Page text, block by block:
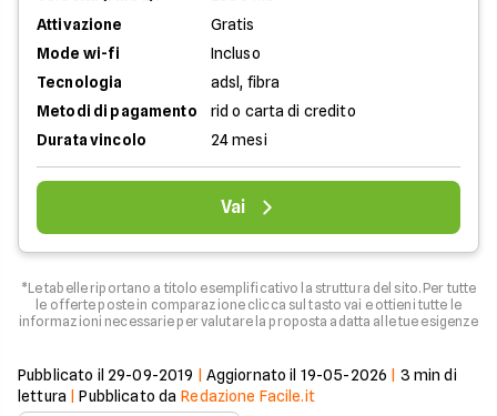
Attivazione
Gratis
Mode wi-fi
Incluso
Tecnologia
adsl, fibra
Metodi di pagamento
rid o carta di credito
Durata vincolo
24 mesi
Vai
*Le tabelle riportano a titolo esemplificativo la struttura del sito. Per tutte
le offerte poste in comparazione clicca sul tasto vai e ottieni tutte le
informazioni necessarie per valutare la proposta adatta alle tue esigenze
Pubblicato il 29-09-2019 Aggiornato il 19-05-2026 3 min di
lettura |Pubblicato da Redazione Facile.it